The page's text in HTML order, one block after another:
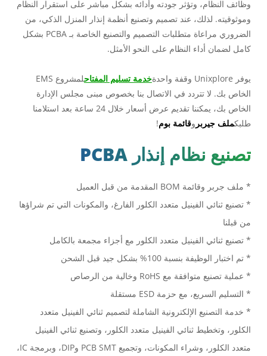
وظائف النظام، وتؤثر جودته وأدائه بشكل مباشر على استقرار النظام
وموثوقيته. لذلك، عند تصميم وتصنيع أنظمة إنذار المنزل الذكي، من
الضروري مراعاة متطلبات التصميم والتصنيع الخاصة بـ PCBA بشكل
كامل لضمان أداء النظام على النحو الأمثل.
يوفر Unixplore وقفة واحدة خدمة تسليم المفتاح
لمشروع EMS
الخاص بك. لا تتردد في الاتصال بنا بخصوص مبنى مجلس الإدارة
الخاص بك، يمكننا تقديم عرض أسعار خلال 24 ساعة بعد استلامنا
طلبكملف جيربر وقائمة بوم!
تصنيع نظام إنذار PCBA
* ملف جربر وقائمة BOM المقدمة من قبل العميل
* تصنيع ثنائي الفينيل متعدد الكلور الفارغ، والمكونات التي تم شراؤها
من قبلنا
* تصنيع ثنائي الفينيل متعدد الكلور مع أجزاء مجمعة بالكامل
* تم اختبار الوظيفة بنسبة 100% بشكل جيد قبل الشحن
* عملية تصنيع متوافقة مع RoHS وخالية من الرصاص
* التسليم السريع، مع حزمة ESD مستقلة
* خدمة التصنيع الإلكترونية الشاملة لتصميم ثنائي الفينيل متعدد
الكلور، وتخطيط ثنائي الفينيل متعدد الكلور، وتصنيع ثنائي الفينيل
متعدد الكلور، وشراء المكونات، وتجميع PCB SMT وDIP، وبرمجة IC،